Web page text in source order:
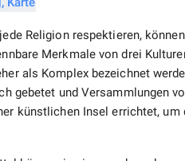
Religion respektieren,
Merkmale von drei
als Komplex bezeichnet
gebetet und Versammlungen
künstlichen Insel errichtet, um